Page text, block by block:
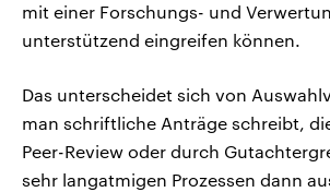
mit einer Forschungs- und
unterstützend eingreifen können.
Das unterscheidet sich von
man schriftliche Anträge schreibt,
Peer-Review oder durch
sehr langatmigen Prozessen dann